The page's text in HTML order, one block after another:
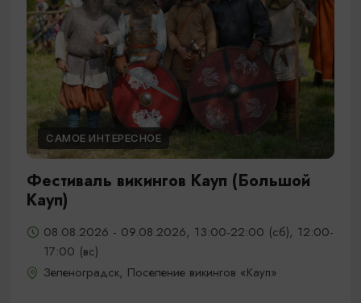
САМОЕ ИНТЕРЕСНОЕ
Фестиваль викингов Кауп (Большой
Кауп)
08.08.2026 - 09.08.2026, 13:00-22:00 (сб), 12:00-
17:00 (вс)
Зеленоградск, Поселение викингов «Кауп»